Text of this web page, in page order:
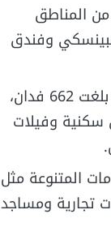
المناطق
وفندق
تم تنفيذ الكمبوند على مساحة هائلة بلغت 662 فدان،
وفيلات
المتنوعة مثل
تجارية ومساجد